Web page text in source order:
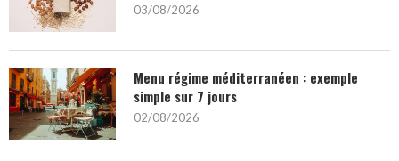
03/08/2026
Menu régime méditerranéen : exemple
simple sur 7 jours
02/08/2026